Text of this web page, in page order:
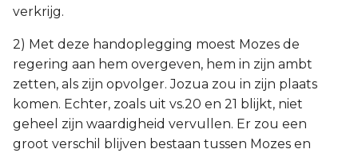
verkrijg.
2) Met deze handoplegging moest Mozes de
regering aan hem overgeven, hem in zijn ambt
zetten, als zijn opvolger. Jozua zou in zijn plaats
komen. Echter, zoals uit vs.20 en 21 blijkt, niet
geheel zijn waardigheid vervullen. Er zou een
groot verschil blijven bestaan tussen Mozes en